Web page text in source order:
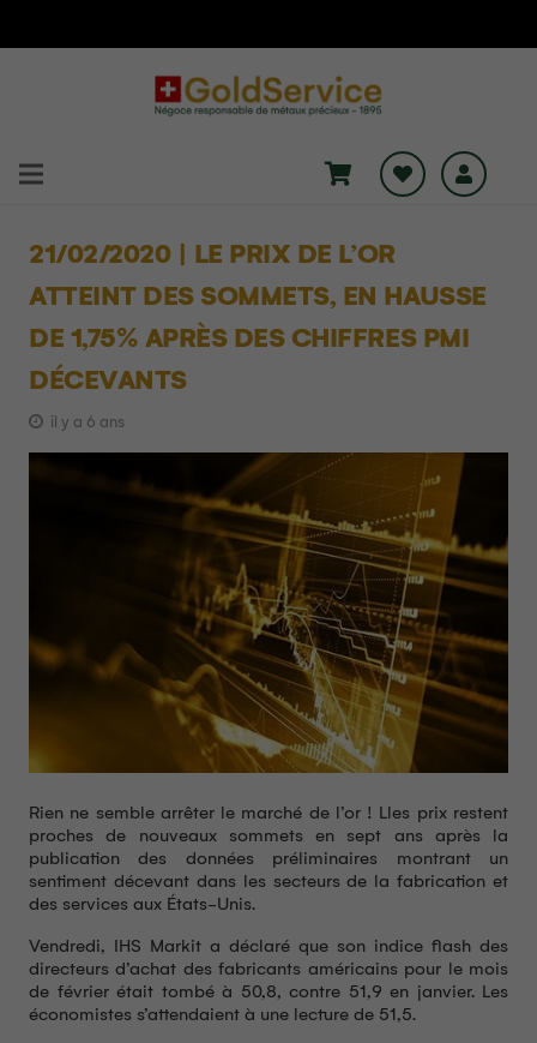
21/02/2020 | LE PRIX DE L’OR
ATTEINT DES SOMMETS, EN HAUSSE
DE 1,75% APRÈS DES CHIFFRES PMI
DÉCEVANTS
il y a 6 ans
Rien ne semble arrêter le marché de l’or ! Lles prix restent
proches de nouveaux sommets en sept ans après la
publication des données préliminaires montrant un
sentiment décevant dans les secteurs de la fabrication et
des services aux États-Unis.
Vendredi, IHS Markit a déclaré que son indice flash des
directeurs d’achat des fabricants américains pour le mois
de février était tombé à 50,8, contre 51,9 en janvier. Les
économistes s’attendaient à une lecture de 51,5.